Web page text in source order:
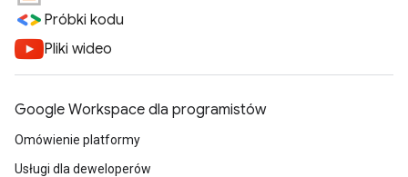
Próbki kodu
Pliki wideo
Google Workspace dla programistów
Omówienie platformy
Usługi dla deweloperów